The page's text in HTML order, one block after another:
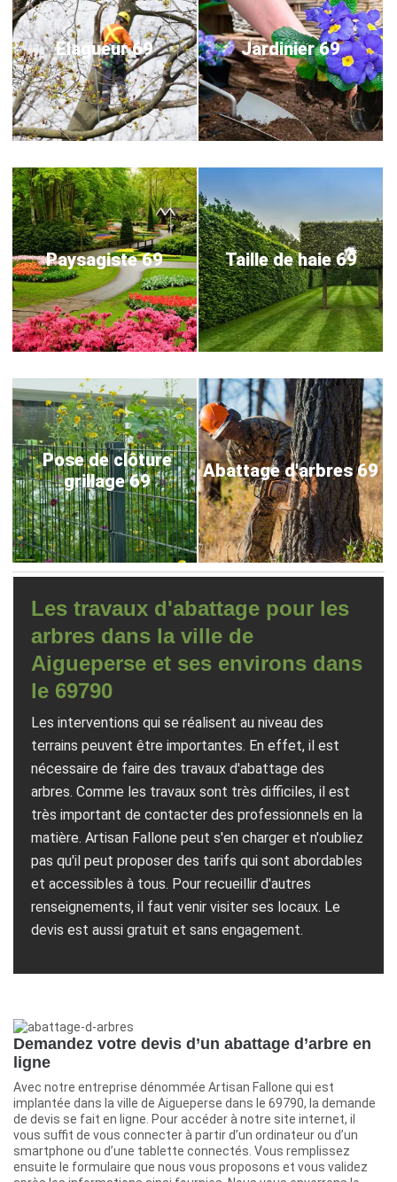
Elagueur 69 Jardinier 69
Paysagiste 69 Taille de haie 69
Pose de clôture
grillage 69
Abattage d'arbres 69
Les travaux d'abattage pour les
arbres dans la ville de
Aigueperse et ses environs dans
le 69790
Les interventions qui se réalisent au niveau des
terrains peuvent être importantes. En effet, il est
nécessaire de faire des travaux d'abattage des
arbres. Comme les travaux sont très difficiles, il est
très important de contacter des professionnels en la
matière. Artisan Fallone peut s'en charger et n'oubliez
pas qu'il peut proposer des tarifs qui sont abordables
et accessibles à tous. Pour recueillir d'autres
renseignements, il faut venir visiter ses locaux. Le
devis est aussi gratuit et sans engagement.
Demandez votre devis d’un abattage d’arbre en
ligne
Avec notre entreprise dénommée Artisan Fallone qui est
implantée dans la ville de Aigueperse dans le 69790, la demande
de devis se fait en ligne. Pour accéder à notre site internet, il
vous suffit de vous connecter à partir d’un ordinateur ou d’un
smartphone ou d’une tablette connectés. Vous remplissez
ensuite le formulaire que nous vous proposons et vous validez